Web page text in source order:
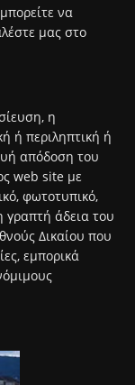
να
μας στο
η
ή περιληπτική ή
απόδοση του
web site με
φωτοτυπικό,
άδεια του
Δικαίου που
εμπορικά